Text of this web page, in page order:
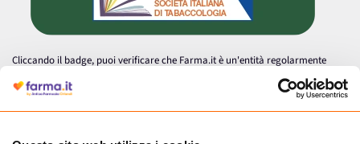
Cliccando il badge, puoi verificare che Farma.it è un'entità regolarmente
autorizzata dal Ministero della Salute a effettuare la vendita online di
medicinali.